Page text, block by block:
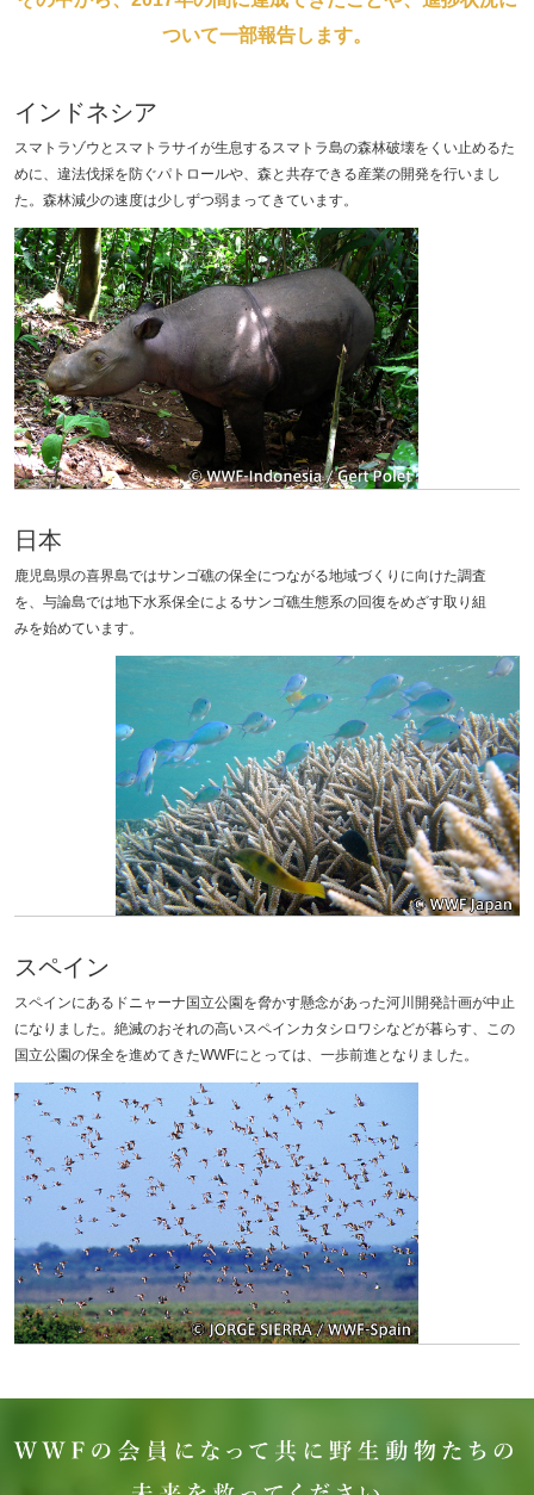
ついて一部報告します。
インドネシア
スマトラゾウとスマトラサイが生息するスマトラ島の森林破壊をくい止めるた
めに、違法伐採を防ぐパトロールや、森と共存できる産業の開発を行いまし
た。森林減少の速度は少しずつ弱まってきています。
日本
鹿児島県の喜界島ではサンゴ礁の保全につながる地域づくりに向けた調査
を、与論島では地下水系保全によるサンゴ礁生態系の回復をめざす取り組
みを始めています。
スペイン
スペインにあるドニャーナ国立公園を脅かす懸念があった河川開発計画が中止
になりました。絶滅のおそれの高いスペインカタシロワシなどが暮らす、この
国立公園の保全を進めてきたWWFにとっては、一歩前進となりました。